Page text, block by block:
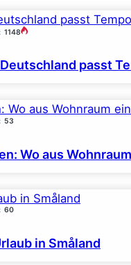
1148
passt
53
Wo aus
60
in Småland